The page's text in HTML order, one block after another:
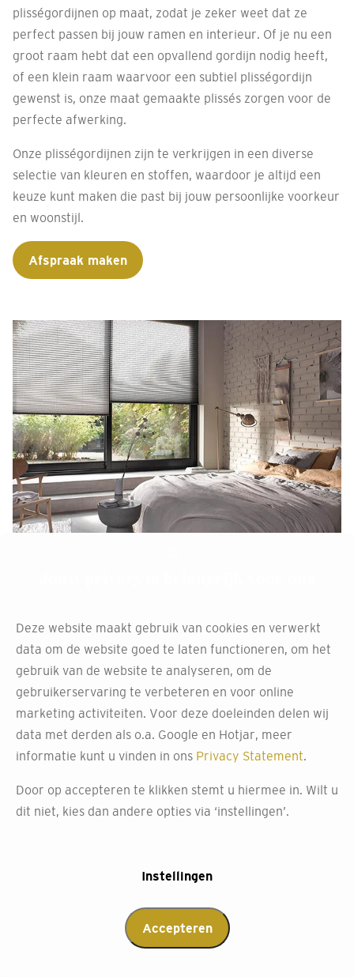
plisségordijnen op maat, zodat je zeker weet dat ze
perfect passen bij jouw ramen en interieur. Of je nu een
groot raam hebt dat een opvallend gordijn nodig heeft,
of een klein raam waarvoor een subtiel plisségordijn
gewenst is, onze maat gemaakte plissés zorgen voor de
perfecte afwerking.
Onze plisségordijnen zijn te verkrijgen in een diverse
selectie van kleuren en stoffen, waardoor je altijd een
keuze kunt maken die past bij jouw persoonlijke voorkeur
en woonstijl.
Afspraak maken
Perfecte montage met
onze montageservice
Bij Decokay Elenbaas-Noom Goes willen we je volledig
Deze website maakt gebruik van cookies en verwerkt
data om de website goed te laten functioneren, om het
gebruik van de website te analyseren, om de
gebruikerservaring te verbeteren en voor online
marketing activiteiten. Voor deze doeleinden delen wij
data met derden als o.a. Google en Hotjar, meer
informatie kunt u vinden in ons Privacy Statement.
Door op accepteren te klikken stemt u hiermee in. Wilt u
dit niet, kies dan andere opties via ‘instellingen’.
Instellingen
Accepteren